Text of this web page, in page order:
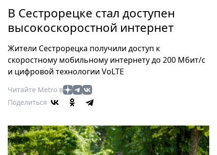
Россия
Мир
Еда
Туризм
Театр
Кино
Книги
Выставки
В Сестрорецке стал доступен
высокоскоростной интернет
Жители Сестрорецка получили доступ к
скоростному мобильному интернету до 200 Мбит/с
и цифровой технологии VoLTE
Читайте Metro в
Поделиться